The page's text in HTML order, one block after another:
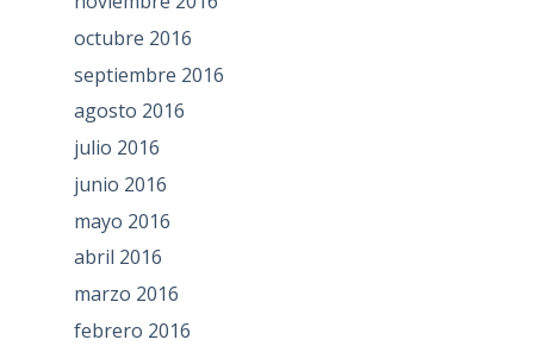
octubre 2016
septiembre 2016
agosto 2016
julio 2016
junio 2016
mayo 2016
abril 2016
marzo 2016
febrero 2016